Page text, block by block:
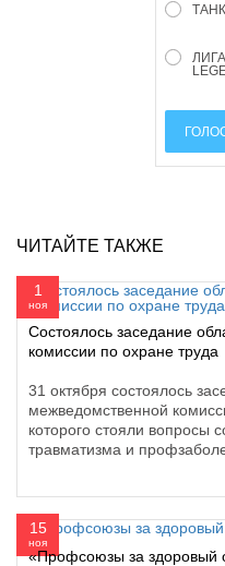
ЧИТАЙТЕ ТАКЖЕ
1
ноя
Состоялось заседание
комиссии по охране труда
31 октября состоялось
межведомственной
которого стояли вопросы
травматизма и
15
ноя
«Профсоюзы за здоровый